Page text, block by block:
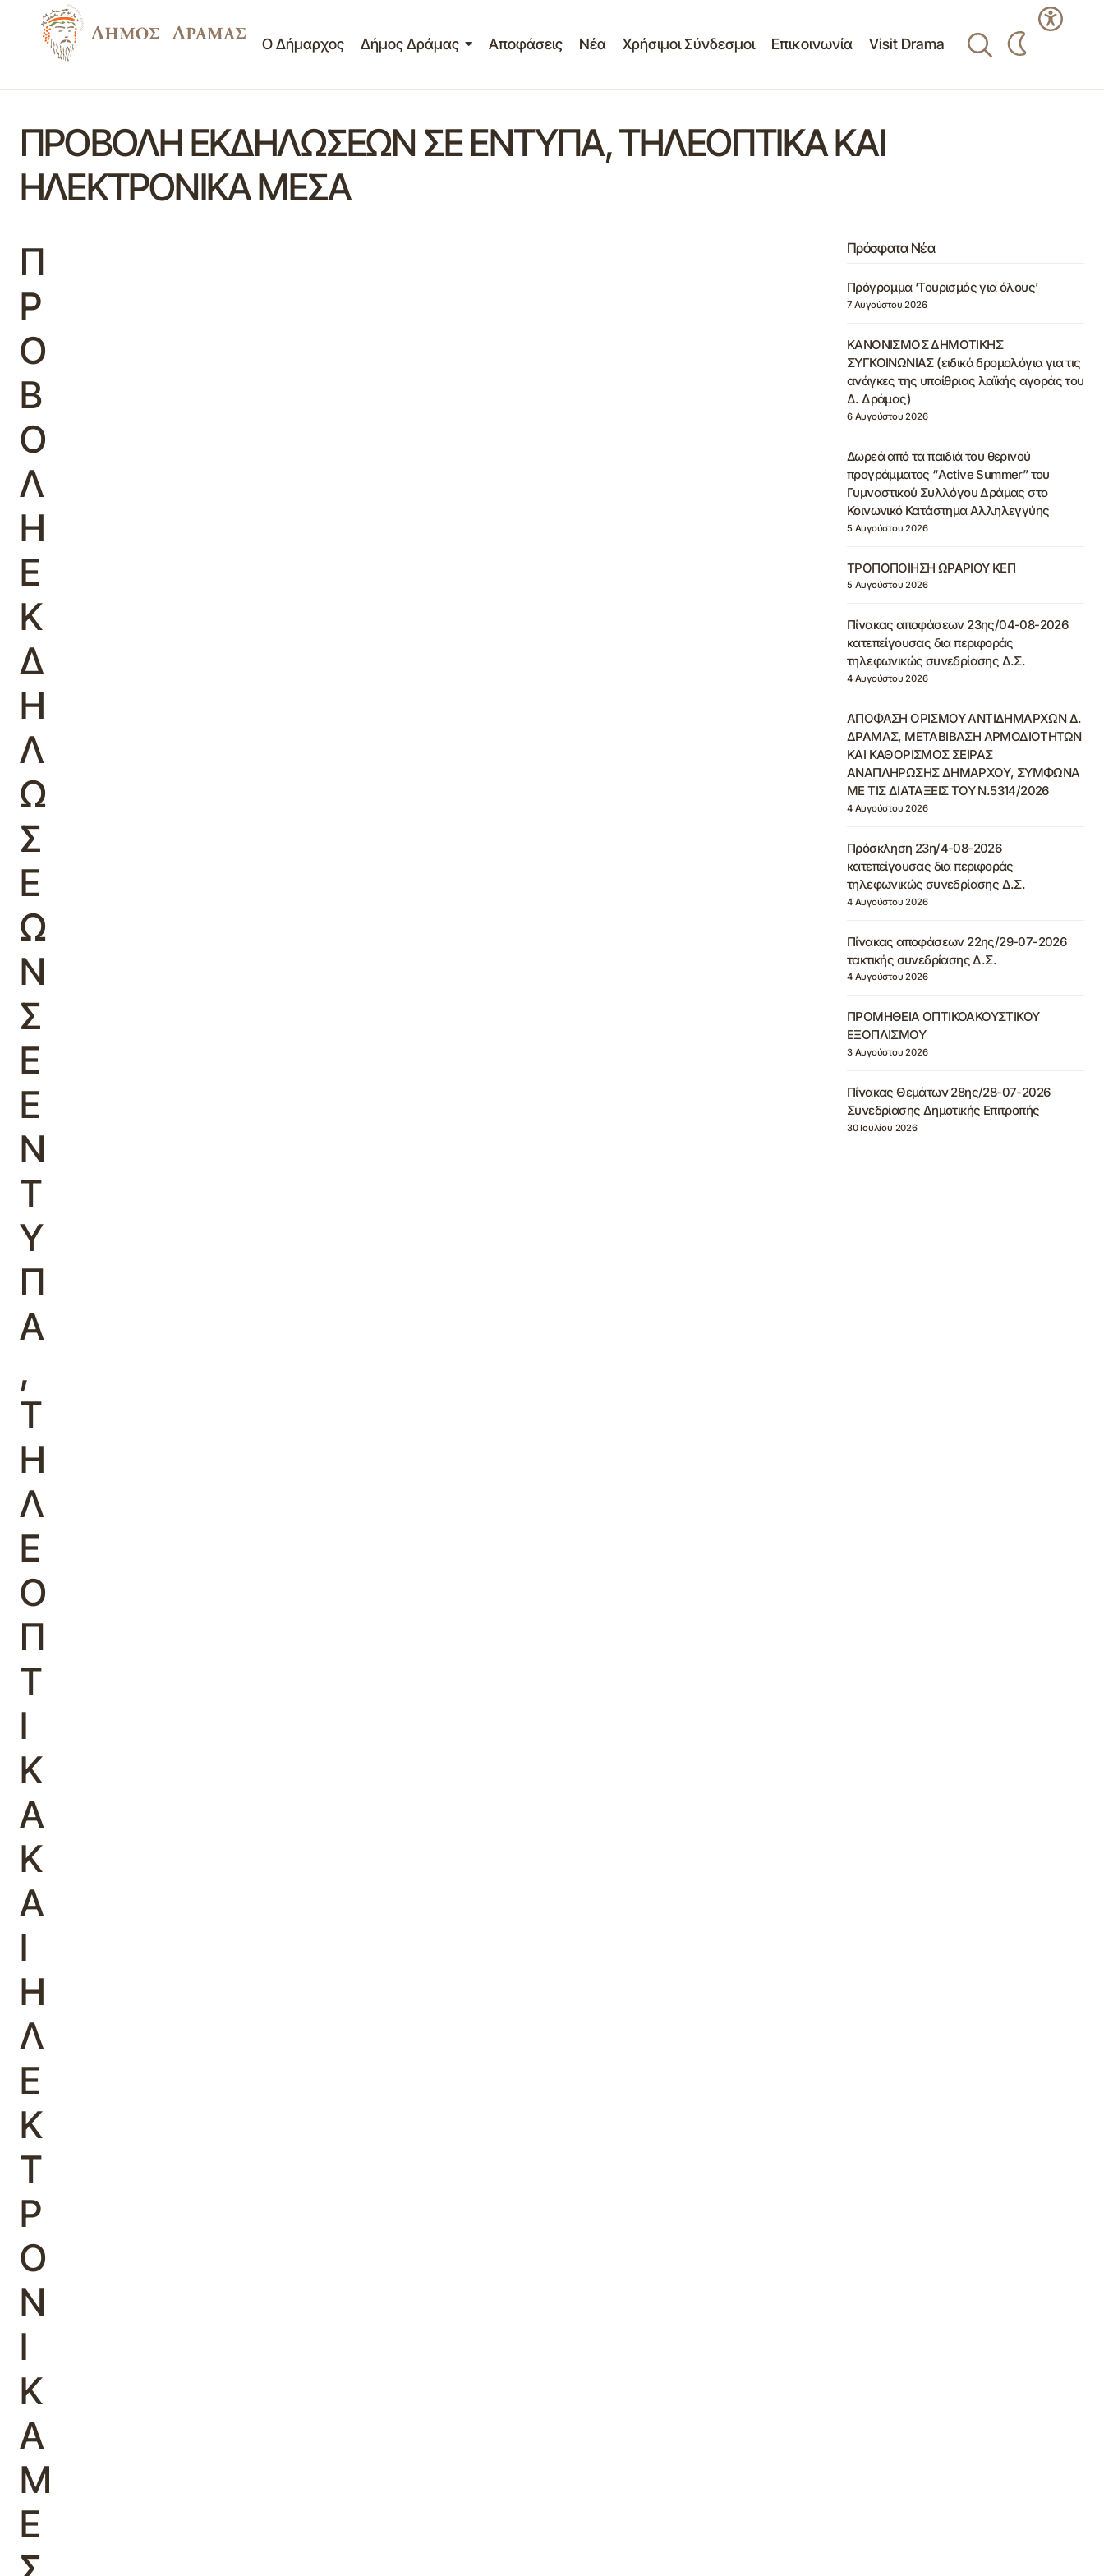
Ο Δήμαρχος Δήμος Δράμας Αποφάσεις Νέα Χρήσιμοι Σύνδεσμοι Επικοινωνία Visit Drama
ΠΡΟΒΟΛΗ ΕΚΔΗΛΩΣΕΩΝ ΣΕ ΕΝΤΥΠΑ, ΤΗΛΕΟΠΤΙΚΑ ΚΑΙ
ΗΛΕΚΤΡΟΝΙΚΑ ΜΕΣΑ
Π
Ρ
Ο
Β
Ο
Λ
Η
Ε
Κ
Δ
Η
Λ
Ω
Σ
Ε
Ω
Ν
Σ
Ε
Ε
Ν
Τ
Υ
Π
Α
,
Τ
Η
Λ
Ε
Ο
Π
Τ
Ι
Κ
Α
Κ
Α
Ι
Η
Λ
Ε
Κ
Τ
Ρ
Ο
Ν
Ι
Κ
Α
Μ
Ε
Πρόσφατα Νέα
Πρόγραμμα ‘Τουρισμός για όλους’
7 Αυγούστου 2026
ΚΑΝΟΝΙΣΜΟΣ ΔΗΜΟΤΙΚΗΣ
ΣΥΓΚΟΙΝΩΝΙΑΣ (ειδικά δρομολόγια για τις
ανάγκες της υπαίθριας λαϊκής αγοράς του
Δ. Δράμας)
6 Αυγούστου 2026
Δωρεά από τα παιδιά του θερινού
προγράμματος “Active Summer” του
Γυμναστικού Συλλόγου Δράμας στο
Κοινωνικό Κατάστημα Αλληλεγγύης
5 Αυγούστου 2026
ΤΡΟΠΟΠΟΙΗΣΗ ΩΡΑΡΙΟΥ ΚΕΠ
5 Αυγούστου 2026
Πίνακας αποφάσεων 23ης/04-08-2026
κατεπείγουσας δια περιφοράς
τηλεφωνικώς συνεδρίασης Δ.Σ.
4 Αυγούστου 2026
ΑΠΟΦΑΣΗ ΟΡΙΣΜΟΥ ΑΝΤΙΔΗΜΑΡΧΩΝ Δ.
ΔΡΑΜΑΣ, ΜΕΤΑΒΙΒΑΣΗ ΑΡΜΟΔΙΟΤΗΤΩΝ
ΚΑΙ ΚΑΘΟΡΙΣΜΟΣ ΣΕΙΡΑΣ
ΑΝΑΠΛΗΡΩΣΗΣ ΔΗΜΑΡΧΟΥ, ΣΥΜΦΩΝΑ
ΜΕ ΤΙΣ ΔΙΑΤΑΞΕΙΣ ΤΟΥ Ν.5314/2026
4 Αυγούστου 2026
Πρόσκληση 23η/4-08-2026
κατεπείγουσας δια περιφοράς
τηλεφωνικώς συνεδρίασης Δ.Σ.
4 Αυγούστου 2026
Πίνακας αποφάσεων 22ης/29-07-2026
τακτικής συνεδρίασης Δ.Σ.
4 Αυγούστου 2026
ΠΡΟΜΗΘΕΙΑ ΟΠΤΙΚΟΑΚΟΥΣΤΙΚΟΥ
ΕΞΟΠΛΙΣΜΟΥ
3 Αυγούστου 2026
Πίνακας Θεμάτων 28ης/28-07-2026
Συνεδρίασης Δημοτικής Επιτροπής
30 Ιουλίου 2026